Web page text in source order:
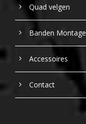
Quad velgen
Banden Montage
Accessoires
Contact